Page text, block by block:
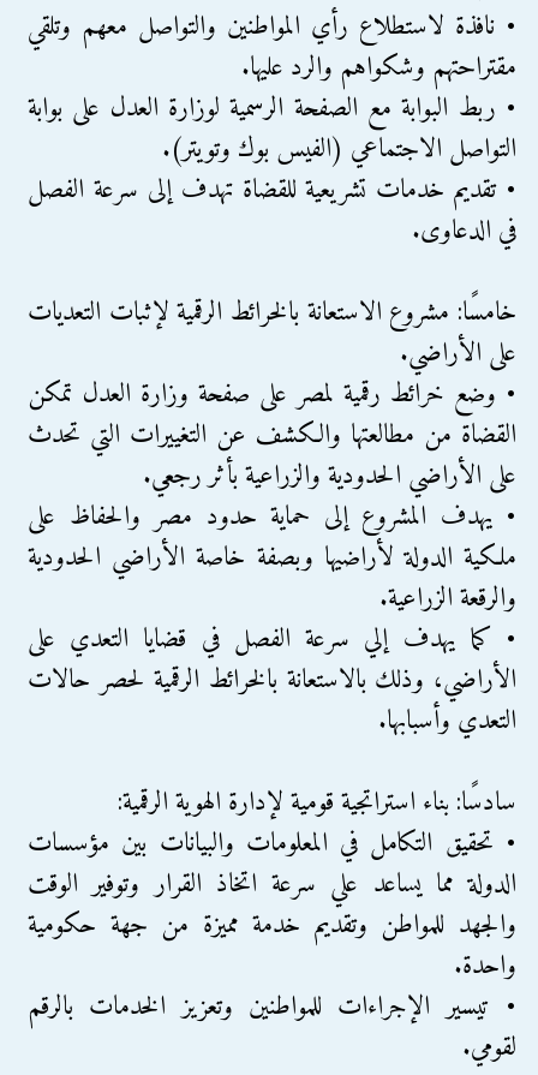
• نافذة لاستطلاع رأي المواطنين والتواصل معهم وتلقي
مقتراحتهم وشكواهم والرد عليها.
• ربط البوابة مع الصفحة الرسمية لوزارة العدل على بوابة
التواصل الاجتماعي (الفيس بوك وتويتر).
• تقديم خدمات تشريعية للقضاة تهدف إلى سرعة الفصل
في الدعاوى.
خامسًا: مشروع الاستعانة بالخرائط الرقمية لإثبات التعديات
على الأراضي.
• وضع خرائط رقمية لمصر على صفحة وزارة العدل تمكن
القضاة من مطالعتها والكشف عن التغييرات التي تحدث
على الأراضي الحدودية والزراعية بأثر رجعي.
• يهدف المشروع إلى حماية حدود مصر والحفاظ على
ملكية الدولة لأراضيها وبصفة خاصة الأراضي الحدودية
والرقعة الزراعية.
• كما يهدف إلي سرعة الفصل في قضايا التعدي على
الأراضي، وذلك بالاستعانة بالخرائط الرقمية لحصر حالات
التعدي وأسبابها.
سادسًا: بناء استراتجية قومية لإدارة الهوية الرقمية:
• تحقيق التكامل في المعلومات والبيانات بين مؤسسات
الدولة مما يساعد علي سرعة اتخاذ القرار وتوفير الوقت
والجهد للمواطن وتقديم خدمة مميزة من جهة حكومية
واحدة.
• تيسير الإجراءات للمواطنين وتعزيز الخدمات بالرقم
لقومي.